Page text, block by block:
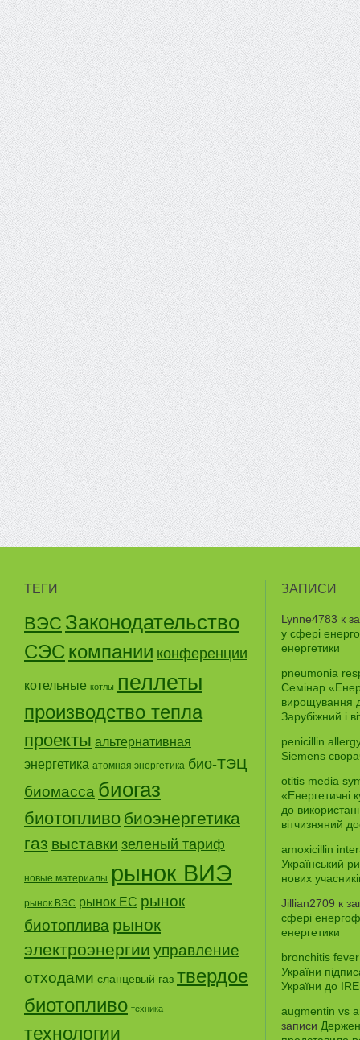
ТЕГИ
ВЭС Законодательство
СЭС компании конференции
котельные котлы пеллеты
производство тепла
проекты альтернативная
энергетика атомная энергетика био-ТЭЦ
биомасса биогаз
биотопливо биоэнергетика
газ выставки зеленый тариф
новые материалы рынок ВИЭ
рынок ВЭС рынок ЕС рынок
биотоплива рынок
электроэнергии управление
отходами сланцевый газ твердое
биотопливо техника
технологии
ЗАПИСИ
Lynne4783 к
у сфері
енергетики
pneumonia
Семінар
вирощування
Зарубіжний і
penicillin
Siemens
otitis media
«Енергетичні
до
вітчизняний
amoxicillin
Український
нових
Jillian2709 к
сфері
енергетики
bronchitis fever
України
України до
augmentin vs
записи